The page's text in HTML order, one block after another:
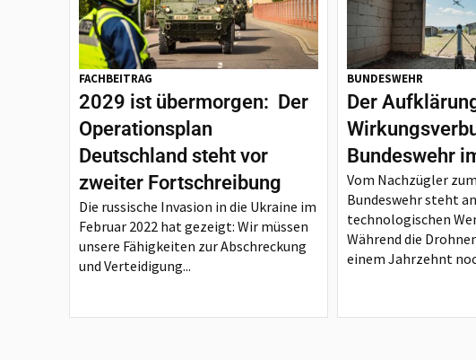
FACHBEITRAG
2029 ist übermorgen: Der
Operationsplan
Deutschland steht vor
zweiter Fortschreibung
Die russische Invasion in die Ukraine im
Februar 2022 hat gezeigt: Wir müssen
unsere Fähigkeiten zur Abschreckung
und Verteidigung...
BUNDESWEHR
Der
Bundeswehr
Vom Nachzügler
Bundeswehr steht
technologischen
Während die
einem Jahrzehnt